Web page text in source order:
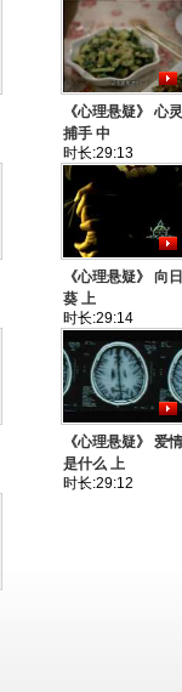
《心理悬疑》 心灵
捕手 中
时长:29:13
《心理悬疑》 向日
葵 上
时长:29:14
《心理悬疑》 爱情
是什么 上
时长:29:12